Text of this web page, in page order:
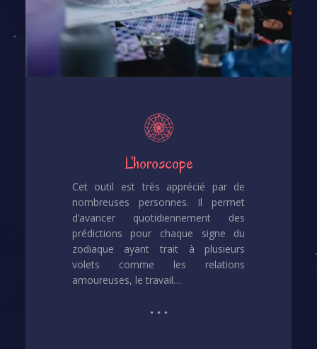
L’horoscope
Cet outil est très apprécié par de
nombreuses personnes. Il permet
d’avancer quotidiennement des
prédictions pour chaque signe du
zodiaque ayant trait à plusieurs
volets comme les relations
amoureuses, le travail…